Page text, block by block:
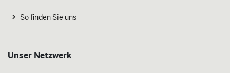
So finden Sie uns
Unser Netzwerk